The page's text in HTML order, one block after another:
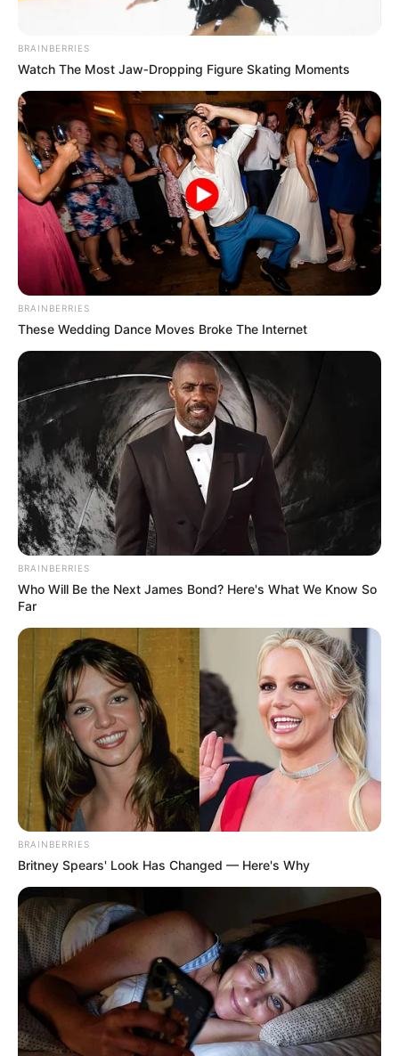
BRAINBERRIES
Watch The Most Jaw‑Dropping Figure Skating Moments
BRAINBERRIES
These Wedding Dance Moves Broke The Internet
BRAINBERRIES
Who Will Be the Next James Bond? Here's What We Know So
Far
BRAINBERRIES
Britney Spears' Look Has Changed — Here's Why